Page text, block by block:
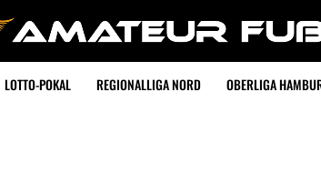
LOTTO-POKAL REGIONALLIGA NORD OBERLIGA